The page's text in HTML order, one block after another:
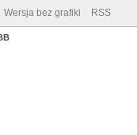
Wersja bez grafiki RSS